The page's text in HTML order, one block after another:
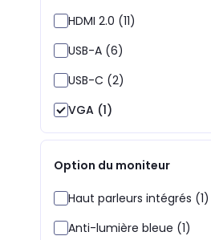
HDMI 2.0 (11)
USB-A (6)
USB-C (2)
VGA (1)
Option du moniteur
Haut parleurs intégrés (1)
Anti-lumière bleue (1)